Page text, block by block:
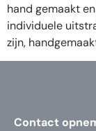
hand gemaakt
individuele
zijn,
Contact